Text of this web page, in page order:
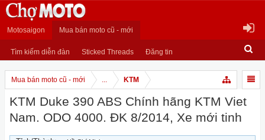
Motosaigon Mua bán moto cũ - mới
Tìm kiếm diễn đàn Sticked Threads Đăng tin
Mua bán moto cũ - mới ... KTM
KTM Duke 390 ABS Chính hãng KTM Viet
Nam. ODO 4000. ĐK 8/2014, Xe mới tinh